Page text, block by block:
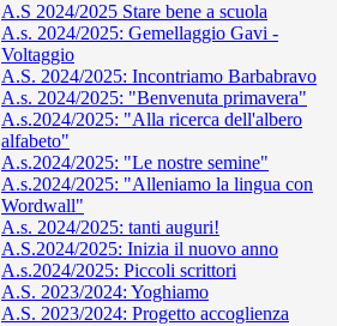
A.S 2024/2025 Stare bene a scuola
A.s. 2024/2025: Gemellaggio Gavi -
Voltaggio
A.S. 2024/2025: Incontriamo Barbabravo
A.s. 2024/2025: "Benvenuta primavera"
A.s.2024/2025: "Alla ricerca dell'albero
alfabeto"
A.s.2024/2025: "Le nostre semine"
A.s.2024/2025: "Alleniamo la lingua con
Wordwall"
A.s. 2024/2025: tanti auguri!
A.S.2024/2025: Inizia il nuovo anno
A.s.2024/2025: Piccoli scrittori
A.S. 2023/2024: Yoghiamo
A.S. 2023/2024: Progetto accoglienza